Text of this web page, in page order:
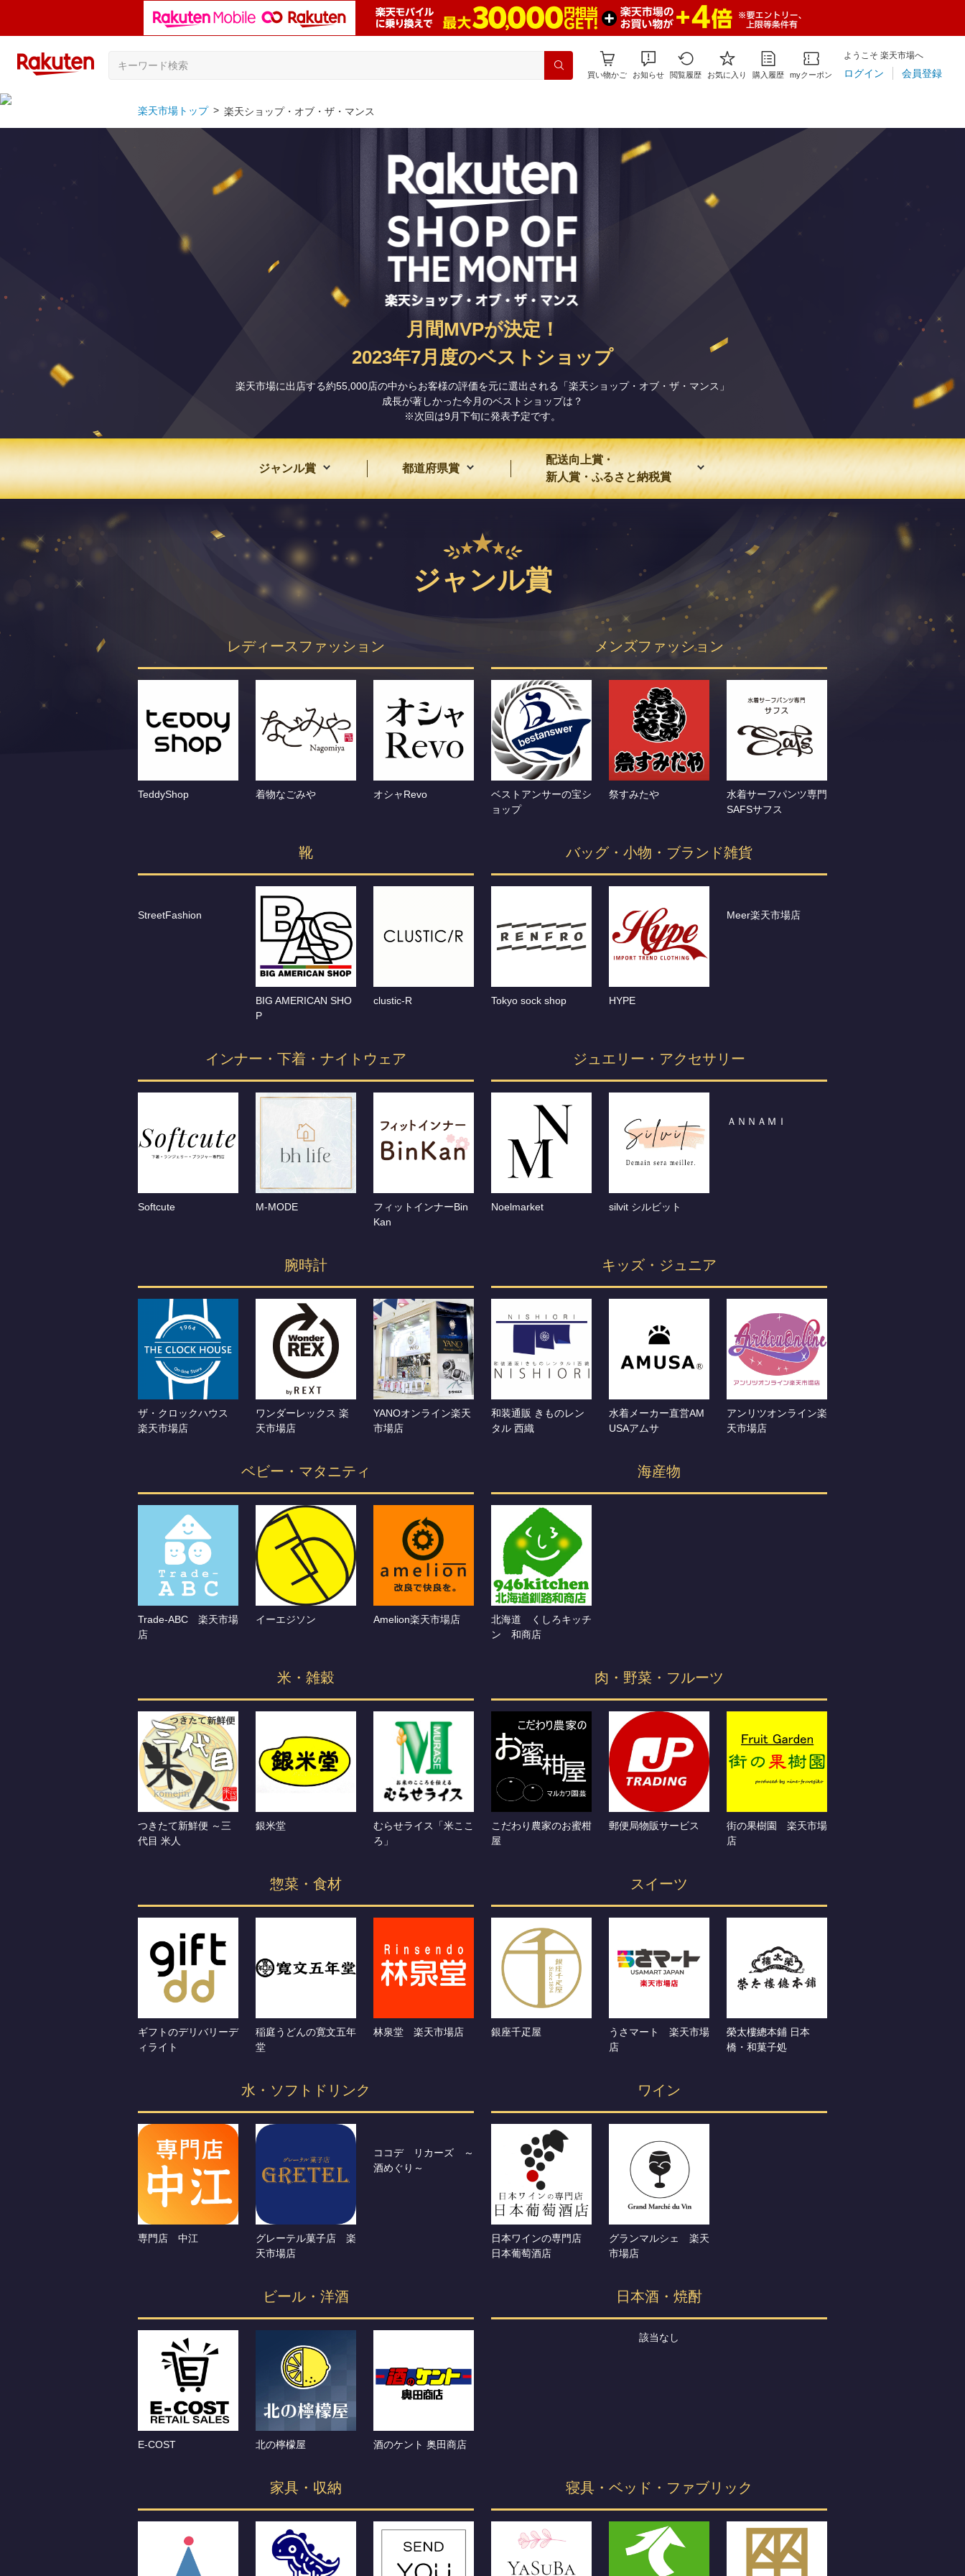
買い物かご お知らせ 閲覧履歴 お気に入り 購入履歴 myクーポン
ようこそ 楽天市場へ
ログイン 会員登録
楽天市場トップ 楽天ショップ・オブ・ザ・マンス
月間MVPが決定！
2023年7月度のベストショップ
楽天市場に出店する約55,000店の中からお客様の評価を元に選出される「楽天ショップ・オブ・ザ・マンス」
成長が著しかった今月のベストショップは？
※次回は9月下旬に発表予定です。
ジャンル賞 都道府県賞
配送向上賞・
新人賞・ふるさと納税賞
ジャンル賞
レディースファッション
TeddyShop 着物なごみや オシャRevo
メンズファッション
ベストアンサーの宝シ
ョップ
祭すみたや
水着サーフパンツ専門
SAFSサフス
靴
StreetFashion
BIG AMERICAN SHO
P
clustic-R
バッグ・小物・ブランド雑貨
Tokyo sock shop HYPE
Meer楽天市場店
インナー・下着・ナイトウェア
Softcute M-MODE
フィットインナーBin
Kan
ジュエリー・アクセサリー
Noelmarket silvit シルビット
ＡＮＮＡＭＩ
腕時計
ザ・クロックハウス
楽天市場店
ワンダーレックス 楽
天市場店
YANOオンライン楽天
市場店
キッズ・ジュニア
和装通販 きものレン
タル 西織
水着メーカー直営AM
USAアムサ
アンリツオンライン楽
天市場店
ベビー・マタニティ
Trade-ABC 楽天市場
店
イーエジソン Amelion楽天市場店
海産物
北海道 くしろキッチ
ン 和商店
米・雑穀
つきたて新鮮便 ～三
代目 米人
銀米堂
むらせライス「米ここ
ろ」
肉・野菜・フルーツ
こだわり農家のお蜜柑
屋
郵便局物販サービス
街の果樹園 楽天市場
店
惣菜・食材
ギフトのデリバリーデ
ィライト
稲庭うどんの寛文五年
堂
林泉堂 楽天市場店
スイーツ
銀座千疋屋
うさマート 楽天市場
店
榮太樓總本鋪 日本
橋・和菓子処
水・ソフトドリンク
専門店 中江
グレーテル菓子店 楽
天市場店
ココデ リカーズ ～
酒めぐり～
ワイン
日本ワインの専門店
日本葡萄酒店
グランマルシェ 楽天
市場店
ビール・洋酒
E-COST 北の檸檬屋 酒のケント 奥田商店
日本酒・焼酎
該当なし
家具・収納 寝具・ベッド・ファブリック